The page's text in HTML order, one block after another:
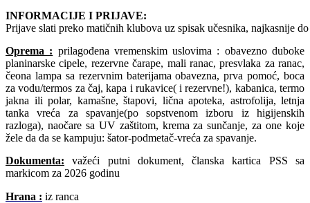
INFORMACIJE I PRIJAVE:
Prijave slati preko matičnih klubova uz spisak učesnika, najkasnije
Oprema : prilagođena vremenskim uslovima : obaveznoduboke
planinarske cipele, rezervnečarape, mali ranac,presvlaka za ranac,
čeona lampa sa rezervnim baterijamaobavezna, prva pomoć, boca
za vodu/termos za čaj, kapa irukavice( i rezervne!), kabanica, termo
jakna ili polar, kamašne, štapovi, lična apoteka, astrofolija, letnja
tanka vreća za spavanje(po sopstvenom izboru iz higijenskih
razloga), naočare sa UV zaštitom, krema za sunčanje,za one koje
žele da da se kampuju: šator-podmetač-vreća za spavanje.
Dokumenta:
važeći putni dokument, članska kartica PSS sa
markicom za 2026 godinu
Hrana : iz ranca